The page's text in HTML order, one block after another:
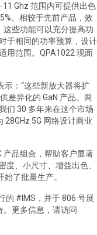
Ghz 范围内可提供出色
。相较于先前产品，效
这些功能可以充分提高功
于相同的功率预算，设计
用范围。QPA1022 现面
示： “这些新放大器将扩
差异化的 GaN 产品。两
们 30 多年来在这个市场
28GHz 5G 网络设计商业
产品组合，帮助客户显著
度、小尺寸、增益出色、
始了批量生产。
的 #IMS ，并于806 号展
。更多信息，请访问